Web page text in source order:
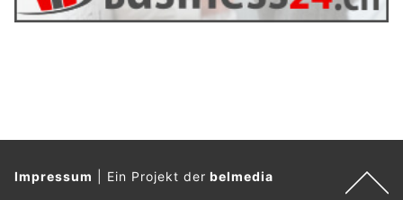
Impressum Ein Projekt derbelmedia